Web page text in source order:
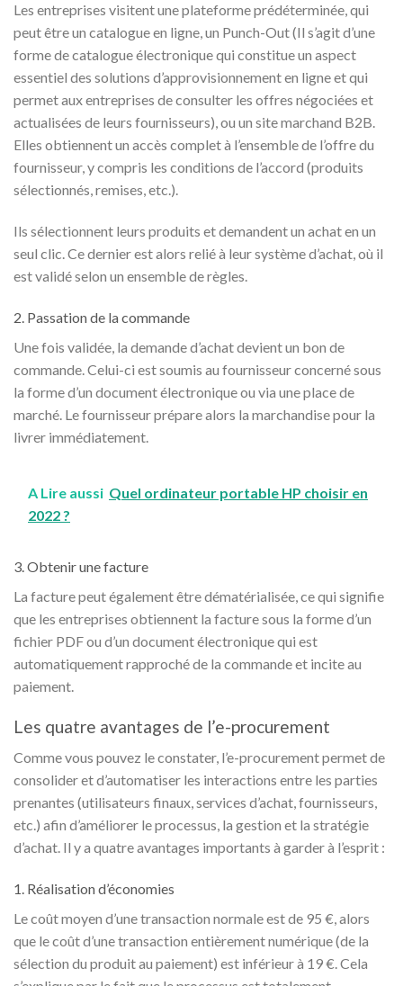
Les entreprises visitent une plateforme prédéterminée, qui
peut être un catalogue en ligne, un Punch-Out (Il s’agit d’une
forme de catalogue électronique qui constitue un aspect
essentiel des solutions d’approvisionnement en ligne et qui
permet aux entreprises de consulter les offres négociées et
actualisées de leurs fournisseurs), ou un site marchand B2B.
Elles obtiennent un accès complet à l’ensemble de l’offre du
fournisseur, y compris les conditions de l’accord (produits
sélectionnés, remises, etc.).
Ils sélectionnent leurs produits et demandent un achat en un
seul clic. Ce dernier est alors relié à leur système d’achat, où il
est validé selon un ensemble de règles.
2. Passation de la commande
Une fois validée, la demande d’achat devient un bon de
commande. Celui-ci est soumis au fournisseur concerné sous
la forme d’un document électronique ou via une place de
marché. Le fournisseur prépare alors la marchandise pour la
livrer immédiatement.
A Lire aussi Quel ordinateur portable HP choisir en
2022 ?
3. Obtenir une facture
La facture peut également être dématérialisée, ce qui signifie
que les entreprises obtiennent la facture sous la forme d’un
fichier PDF ou d’un document électronique qui est
automatiquement rapproché de la commande et incite au
paiement.
Les quatre avantages de l’e-procurement
Comme vous pouvez le constater, l’e-procurement permet de
consolider et d’automatiser les interactions entre les parties
prenantes (utilisateurs finaux, services d’achat, fournisseurs,
etc.) afin d’améliorer le processus, la gestion et la stratégie
d’achat. Il y a quatre avantages importants à garder à l’esprit :
1. Réalisation d’économies
Le coût moyen d’une transaction normale est de 95 €, alors
que le coût d’une transaction entièrement numérique (de la
sélection du produit au paiement) est inférieur à 19 €. Cela